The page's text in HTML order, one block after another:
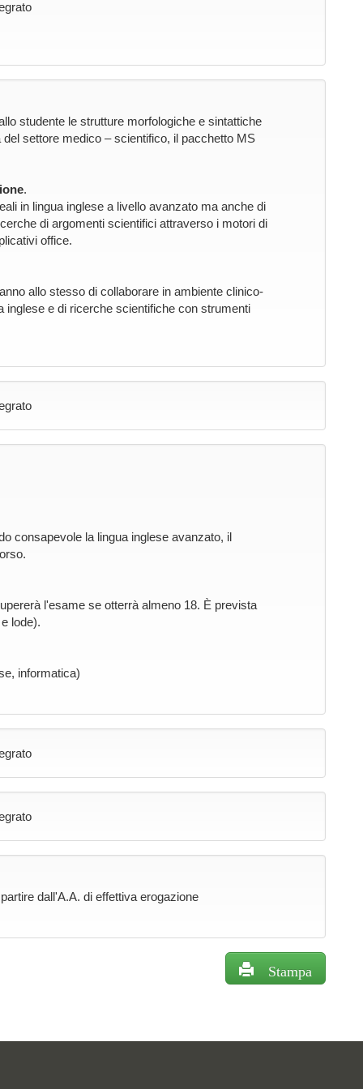
studente le strutture morfologiche e sintattiche
settore medico – scientifico, il pacchetto MS
.
in lingua inglese a livello avanzato ma anche di
di argomenti scientifici attraverso i motori di
office.
allo stesso di collaborare in ambiente clinico-
inglese e di ricerche scientifiche con strumenti
consapevole la lingua inglese avanzato, il
l'esame se otterrà almeno 18. È prevista
lode).
informatica)
dall'A.A. di effettiva erogazione
Stampa